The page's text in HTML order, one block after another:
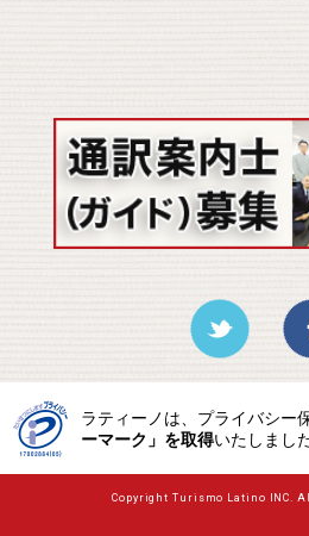
ラティーノは、プライバシー
ーマーク」を取得いたしました
Copyright Turismo Latino INC.